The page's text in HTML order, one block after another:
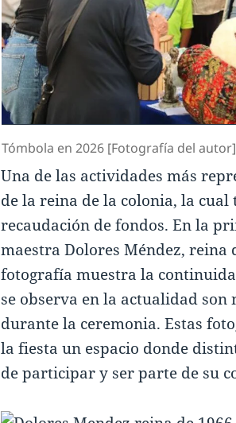
Tómbola en 2026 [Fotografía del autor]
Una de las actividades más
de la reina de la colonia, la
recaudación de fondos. En la
maestra Dolores Méndez, reina
fotografía muestra la
se observa en la actualidad
durante la ceremonia. Estas
la fiesta un espacio donde
de participar y ser parte de su